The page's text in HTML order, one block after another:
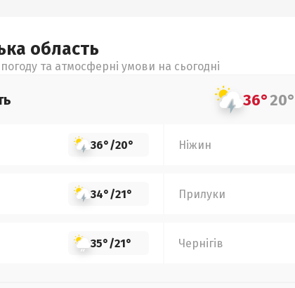
область
та атмосферні умови на сьогодні
36°20°
36°/20° Ніжин
34°/21° Прилуки
35°/21° Чернігів